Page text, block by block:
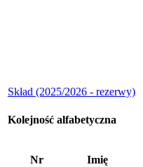
Skład (2025/2026 - rezerwy)
Kolejność alfabetyczna
Nr Imię